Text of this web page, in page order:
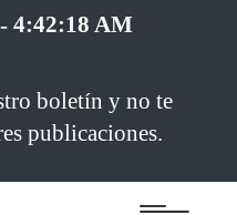
-4:42:19 AM
boletín y no te
publicaciones.